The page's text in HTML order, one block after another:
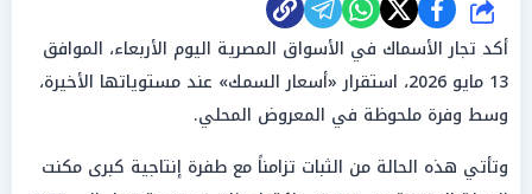
شارك
أكد تجار الأسماك في الأسواق المصرية اليوم الأربعاء، الموافق
13 مايو 2026، استقرار «أسعار السمك» عند مستوياتها الأخيرة،
وسط وفرة ملحوظة في المعروض المحلي.
وتأتي هذه الحالة من الثبات تزامناً مع طفرة إنتاجية كبرى مكنت